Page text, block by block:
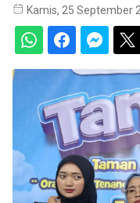
Kamis, 25 September